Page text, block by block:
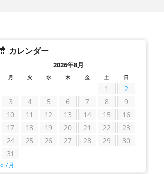
カレンダー
2026年8月
月 火 水 木 金 土 日
1
2
3
4 5 6 7 8
9
10
11 12 13 14 15
16
17
18 19 20 21 22
23
24
25 26 27 28 29
30
31
« 7月